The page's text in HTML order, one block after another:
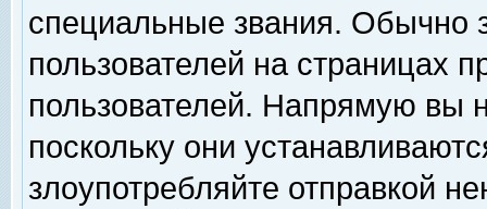
специальные звания. Обычно
пользователей на страницах
пользователей. Напрямую вы
поскольку они
злоупотребляйте отправкой